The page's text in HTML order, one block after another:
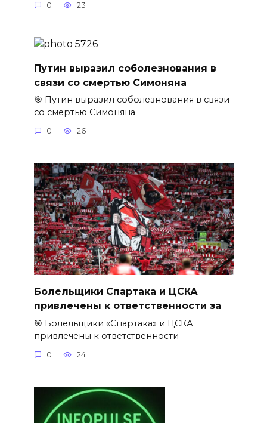
0 23
Путин выразил соболезнования в
связи со смертью Симоняна
🎯 Путин выразил соболезнования в связи
со смертью Симоняна
0 26
Болельщики Спартака и ЦСКА
привлечены к ответственности за
🎯 Болельщики «Спартака» и ЦСКА
привлечены к ответственности
0 24